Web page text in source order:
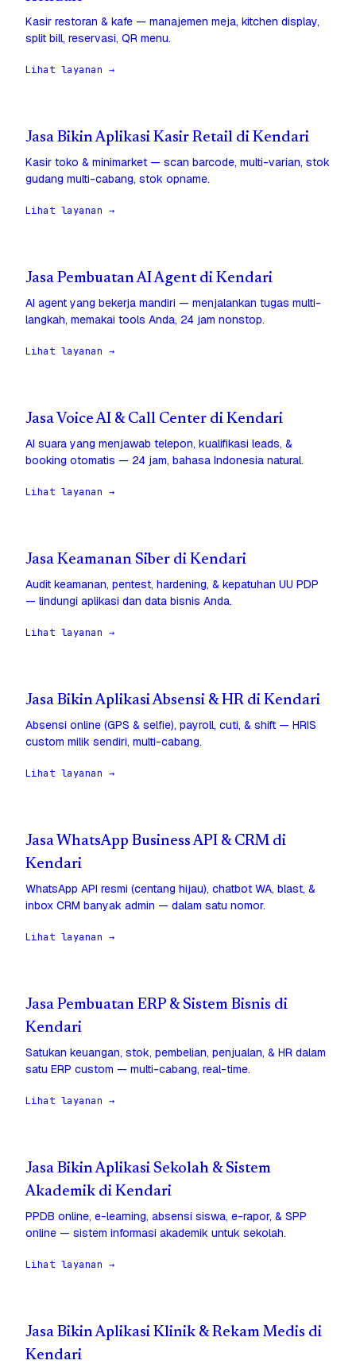
Kasir restoran & kafe — manajemen meja, kitchen display,
split bill, reservasi, QR menu.
Lihat layanan →
Jasa Bikin Aplikasi Kasir Retail di Kendari
Kasir toko & minimarket — scan barcode, multi-varian, stok
gudang multi-cabang, stok opname.
Lihat layanan →
Jasa Pembuatan AI Agent di Kendari
AI agent yang bekerja mandiri — menjalankan tugas multi-
langkah, memakai tools Anda, 24 jam nonstop.
Lihat layanan →
Jasa Voice AI & Call Center di Kendari
AI suara yang menjawab telepon, kualifikasi leads, &
booking otomatis — 24 jam, bahasa Indonesia natural.
Lihat layanan →
Jasa Keamanan Siber di Kendari
Audit keamanan, pentest, hardening, & kepatuhan UU PDP
— lindungi aplikasi dan data bisnis Anda.
Lihat layanan →
Jasa Bikin Aplikasi Absensi & HR di Kendari
Absensi online (GPS & selfie), payroll, cuti, & shift — HRIS
custom milik sendiri, multi-cabang.
Lihat layanan →
Jasa WhatsApp Business API & CRM di
Kendari
WhatsApp API resmi (centang hijau), chatbot WA, blast, &
inbox CRM banyak admin — dalam satu nomor.
Lihat layanan →
Jasa Pembuatan ERP & Sistem Bisnis di
Kendari
Satukan keuangan, stok, pembelian, penjualan, & HR dalam
satu ERP custom — multi-cabang, real-time.
Lihat layanan →
Jasa Bikin Aplikasi Sekolah & Sistem
Akademik di Kendari
PPDB online, e-learning, absensi siswa, e-rapor, & SPP
online — sistem informasi akademik untuk sekolah.
Lihat layanan →
Jasa Bikin Aplikasi Klinik & Rekam Medis di
Kendari